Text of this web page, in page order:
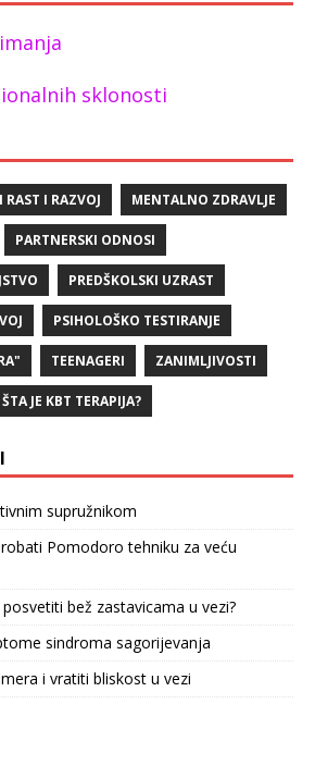
sklonosti
RAST I RAZVOJ MENTALNO ZDRAVLJE
PARTNERSKI ODNOSI
PREDŠKOLSKI UZRAST
PSIHOLOŠKO TESTIRANJE
TEENAGERI ZANIMLJIVOSTI
ŠTA JE KBT TERAPIJA?
supružnikom
Pomodoro tehniku za veću
bež zastavicama u vezi?
sindroma sagorijevanja
i vratiti bliskost u vezi